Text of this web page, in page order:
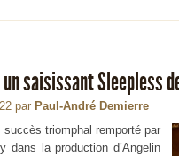
un saisissant Sleepless
par Paul-André Demierre
triomphal remporté par
dans la production d’Angelin